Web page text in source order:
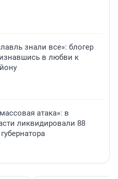
знали все»: блогер
в любви к
атака»: в
ликвидировали 88